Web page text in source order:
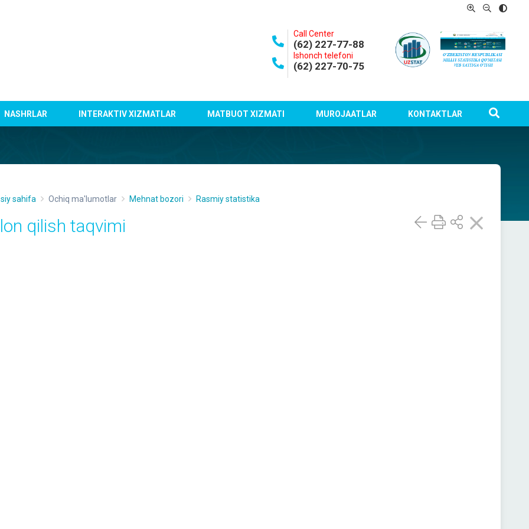
Call Center
(62) 227-77-88
Ishonch telefoni
(62) 227-70-75
NASHRLAR INTERAKTIV XIZMATLAR MATBUOT XIZMATI MUROJAATLAR KONTAKTLAR
sahifa Ochiq ma'lumotlar Mehnat bozori Rasmiy statistika
qilish taqvimi